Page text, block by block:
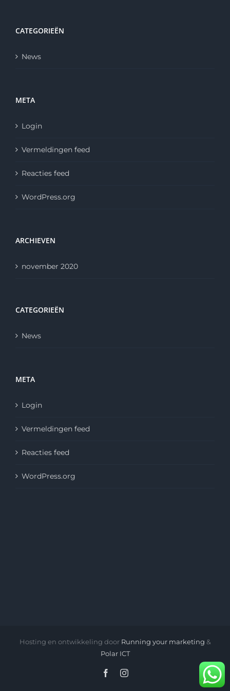
CATEGORIEËN
News
META
Login
Vermeldingen feed
Reacties feed
WordPress.org
ARCHIEVEN
november 2020
CATEGORIEËN
News
META
Login
Vermeldingen feed
Reacties feed
WordPress.org
Hosting en ontwikkeling door Running your marketing &
Polar ICT
FacebookInstagram